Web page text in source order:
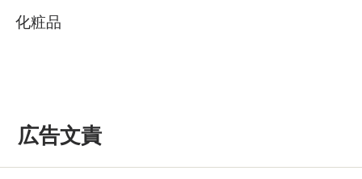
化粧品
広告文責